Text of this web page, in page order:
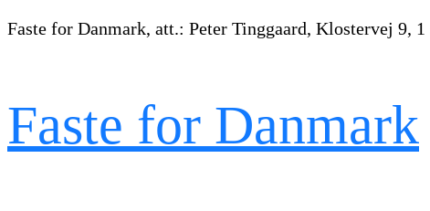
Faste for Danmark, att.: Peter Tinggaard, Klostervej 9,
Faste for Danmark